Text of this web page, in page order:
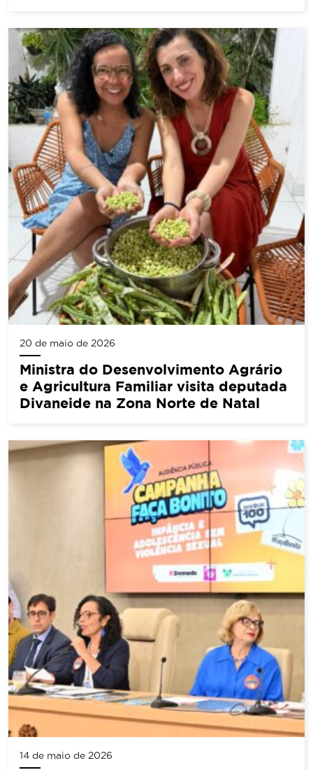
20 de maio de 2026
Ministra do Desenvolvimento Agrário
e Agricultura Familiar visita deputada
Divaneide na Zona Norte de Natal
14 de maio de 2026